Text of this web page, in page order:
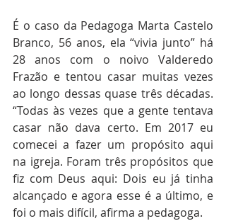
É o caso da Pedagoga Marta Castelo
Branco, 56 anos, ela “vivia junto” há
28 anos com o noivo Valderedo
Frazão e tentou casar muitas vezes
ao longo dessas quase três décadas.
“Todas às vezes que a gente tentava
casar não dava certo. Em 2017 eu
comecei a fazer um propósito aqui
na igreja. Foram três propósitos que
fiz com Deus aqui: Dois eu já tinha
alcançado e agora esse é a último, e
foi o mais difícil, afirma a pedagoga.